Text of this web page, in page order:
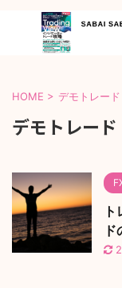
HOME > デモトレード
デモトレード